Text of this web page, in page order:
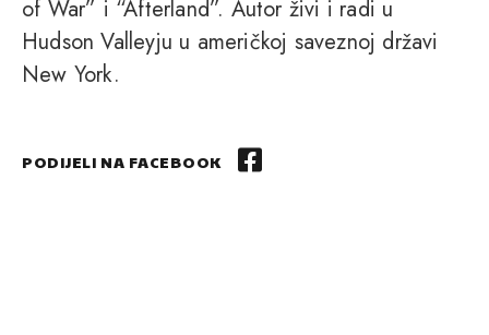
of War” i “Afterland”. Autor živi i radi u
Hudson Valleyju u američkoj saveznoj državi
New York.
PODIJELI NA FACEBOOK